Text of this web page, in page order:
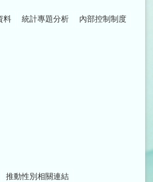
料 統計專題分析 內部控制制度
推動性別相關連結